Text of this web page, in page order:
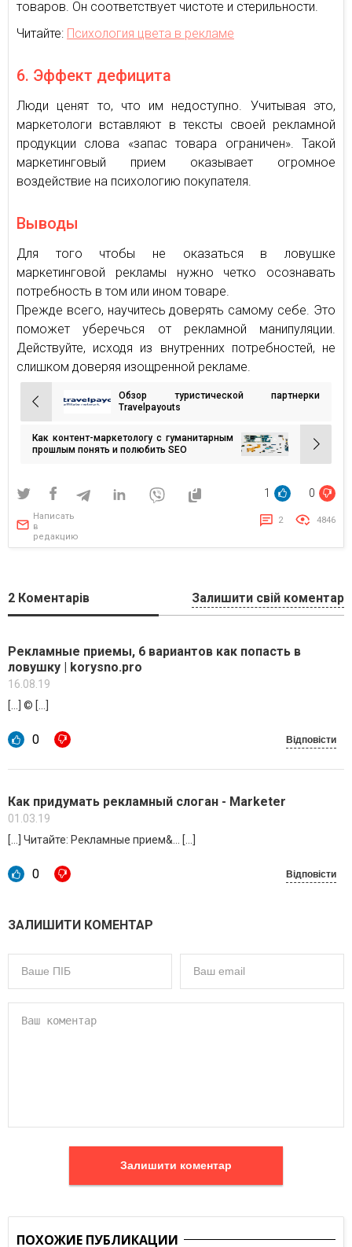
товаров. Он соответствует чистоте и стерильности.
Читайте: Психология цвета в рекламе
6. Эффект дефицита
Люди ценят то, что им недоступно. Учитывая это,
маркетологи вставляют в тексты своей рекламной
продукции слова «запас товара ограничен». Такой
маркетинговый прием оказывает огромное
воздействие на психологию покупателя.
Выводы
Для того чтобы не оказаться в ловушке
маркетинговой рекламы нужно четко осознавать
потребность в том или ином товаре.
Прежде всего, научитесь доверять самому себе. Это
поможет уберечься от рекламной манипуляции.
Действуйте, исходя из внутренних потребностей, не
слишком доверяя изощренной рекламе.
Навигация
по
записям
Обзор туристической партнерки
Travelpayouts
Как контент-маркетологу с гуманитарным
прошлым понять и полюбить SEO
1 0
Написать
в
редакцию
2 4846
2 Коментарів Залишити свій коментар
Рекламные приемы, 6 вариантов как попасть в
ловушку | korysno.pro
16.08.19
[…] © […]
0 Відповісти
Как придумать рекламный слоган - Marketer
01.03.19
[…] Читайте: Рекламные прием&… […]
0 Відповісти
ЗАЛИШИТИ КОМЕНТАР
Залишити коментар
ПОХОЖИЕ ПУБЛИКАЦИИ